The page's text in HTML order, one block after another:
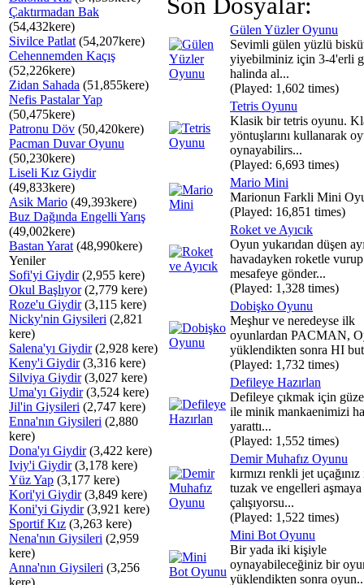
Çaktırmadan Bak
(54,432kere)
Sivilce Patlat (54,207kere)
Cehennemden Kaçış
(52,226kere)
Zidan Sahada (51,855kere)
Nefis Pastalar Yap
(50,475kere)
Patronu Döv (50,420kere)
Pacman Duvar Oyunu
(50,230kere)
Liseli Kız Giydir
(49,833kere)
Asik Mario (49,393kere)
Buz Dağında Engelli Yarış
(49,002kere)
Bastan Yarat (48,990kere)
Yeniler
Sofi'yi Giydir(2,955 kere)
Okul Başlıyor(2,779 kere)
Roze'u Giydir(3,115 kere)
Nicky'nin Giysileri (2,821
kere)
Salena'yı Giydir(2,928 kere)
Keny'i Giydir(3,316 kere)
Silviya Giydir(3,027 kere)
Uma'yı Giydir(3,524 kere)
Jil'in Giysileri (2,747 kere)
Enna'nın Giysileri (2,880
kere)
Dona'yı Giydir(3,422 kere)
Iviy'i Giydir(3,178 kere)
Yüz Yap (3,177 kere)
Kori'yi Giydir(3,849 kere)
Koni'yi Giydir(3,921 kere)
Sportif Kız (3,263 kere)
Nena'nın Giysileri (2,959
kere)
Anna'nın Giysileri (3,256
kere)
Son Dosyalar:
Gülen Yüzler Oyunu
Sevimli gülen yüzlü
yiyebilminiz için 3-4'erli
halinda al...
(Played: 1,602 times)
Tetris Oyunu
Klasik bir tetris oyunu.
yöntuşlarını kullanarak
oynayabilirs...
(Played: 6,693 times)
Mario Mini
Marionun Farkli Mini
(Played: 16,851 times)
Roket ve Ayıcık
Oyun yukarıdan düşen
havadayken roketle
mesafeye gönder...
(Played: 1,328 times)
Dobişko Oyunu
Meşhur ve neredeyse ilk
oyunlardan PACMAN,
yüklendikten sonra HI
(Played: 1,732 times)
Defileye Hazırlan
Defileye çıkmak için
ile minik mankaenimizi
yarattı...
(Played: 1,552 times)
Demir Muhafız Oyunu
kırmızı renkli jet
tuzak ve engelleri aşmaya
çalışıyorsu...
(Played: 1,522 times)
Mini Bot Oyunu
Bir yada iki kişiyle
oynayabileceğiniz bir
yüklendikten sonra